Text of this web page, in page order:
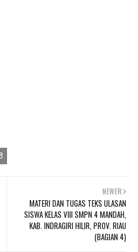
NEWER
MATERI DAN TUGAS TEKS ULASAN
SISWA KELAS VIII SMPN 4 MANDAH,
KAB. INDRAGIRI HILIR, PROV. RIAU
(BAGIAN 4)